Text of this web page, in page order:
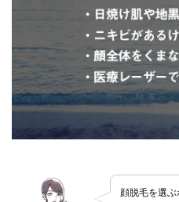
顔脱毛を選ぶ